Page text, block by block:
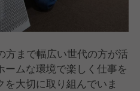
方まで幅広い世代の方が活
ムな環境で楽しく仕事を
大切に取り組んでいま